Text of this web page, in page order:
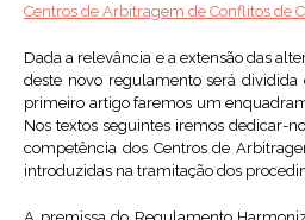
Centros de Arbitragem de Conflitos de
Dada a relevância e a extensão das
deste novo regulamento será dividida
primeiro artigo faremos um
Nos textos seguintes iremos dedicar-
competência dos Centros de
introduzidas na tramitação dos